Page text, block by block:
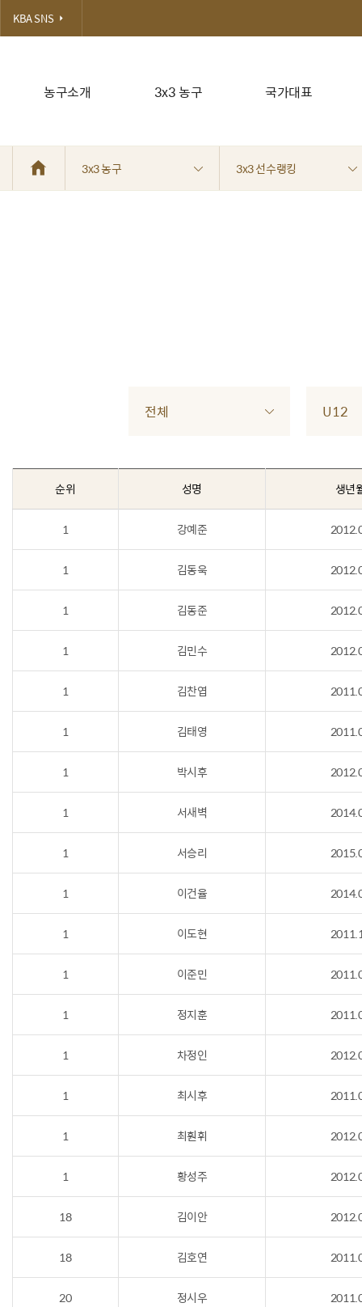
농구소개 3x3 농구 국가대표
KBA SNS
3x3 농구 3x3 선수랭킹
전체 U12
순위 성명 생년
1 강예준
1 김동욱
1 김동준
1 김민수
1 김찬엽
1 김태영
1 박시후
1 서새벽
1 서승리
1 이건율
1 이도현
1 이준민
1 정지훈
1 차정인
1 최시후
1 최훤휘
1 황성주
18 김이안
18 김호연
20 정시우